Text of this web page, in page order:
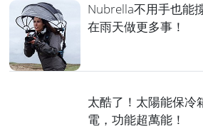
Nubrella不用手也能
在雨天做更多事！
太酷了！太陽能保冷
電，功能超萬能！